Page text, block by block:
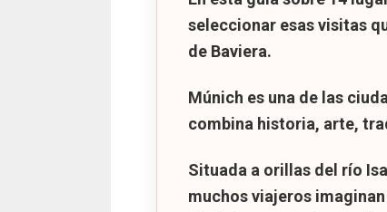
Tour de la cerveza
seleccionar esas visitas
de Baviera.
Múnich es una de las
combina historia, arte,
Situada a orillas del río
muchos viajeros